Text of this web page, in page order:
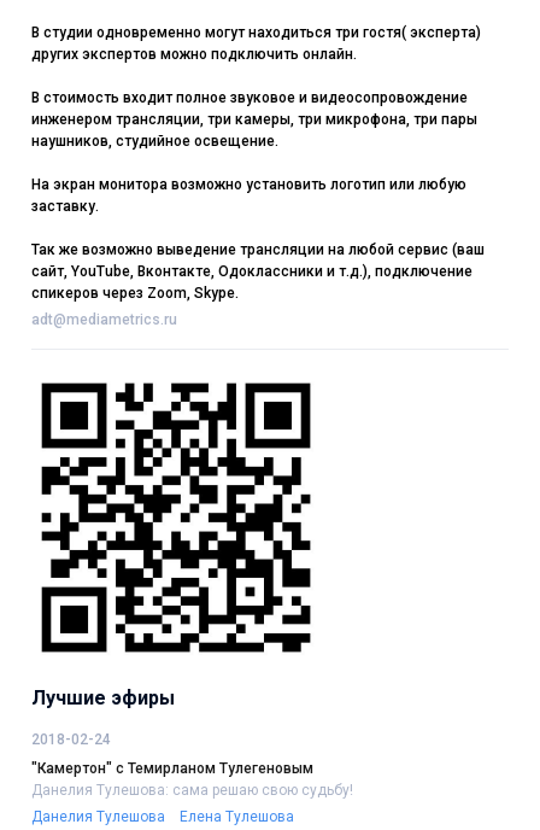
В студии одновременно могут находиться три гостя( эксперта)
других экспертов можно подключить онлайн.
В стоимость входит полное звуковое и видеосопровождение
инженером трансляции, три камеры, три микрофона, три пары
наушников, студийное освещение.
На экран монитора возможно установить логотип или любую
заставку.
Так же возможно выведение трансляции на любой сервис (ваш
сайт, YouTube, Вконтакте, Одоклассники и т.д.), подключение
спикеров через Zoom, Skype.
adt@mediametrics.ru
Лучшие эфиры
2018-02-24
"Камертон" с Темирланом Тулегеновым
Данелия Тулешова: сама решаю свою судьбу!
Данелия Тулешова
Елена Тулешова